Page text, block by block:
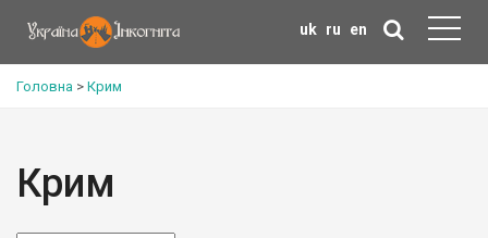
uk ru en
Головна > Крим
Крим